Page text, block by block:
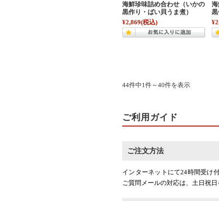
海鮮珍味詰め合わせ（いかの
黒作り・ばい貝うま煮）
¥2,869(税込)
44件中1件～40件を表示
ご利用ガイド
ご注文方法
インターネットにて24時間受け
ご質問メールの対応は、土日祝